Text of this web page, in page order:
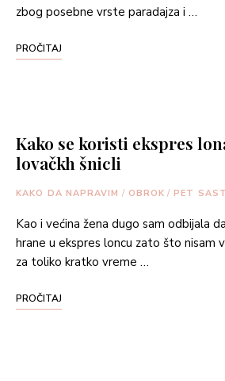
zbog posebne vrste paradajza i …
PROČITAJ
Kako se koristi ekspres
lovačkh šnicli
KAKO DA NAPRAVIM / OBROK / PET
Kao i većina žena dugo sam odbijala
hrane u ekspres loncu zato što nisam
za toliko kratko vreme …
PROČITAJ